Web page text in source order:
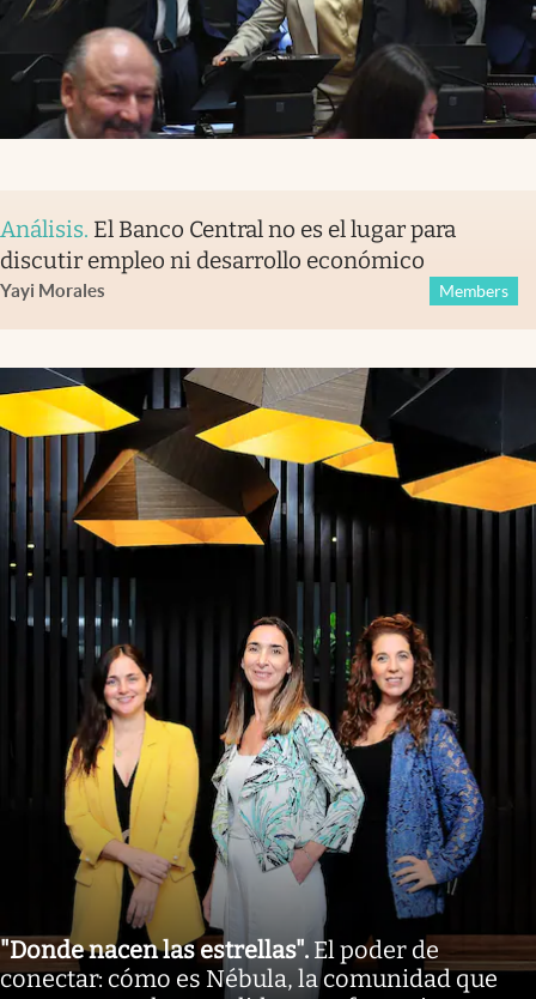
Análisis. El Banco Central no es el lugar para
discutir empleo ni desarrollo económico
Yayi Morales Members
"Donde nacen las estrellas". El poder de
conectar: cómo es Nébula, la comunidad que